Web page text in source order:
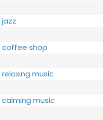
jazz
coffee shop
relaxing music
calming music